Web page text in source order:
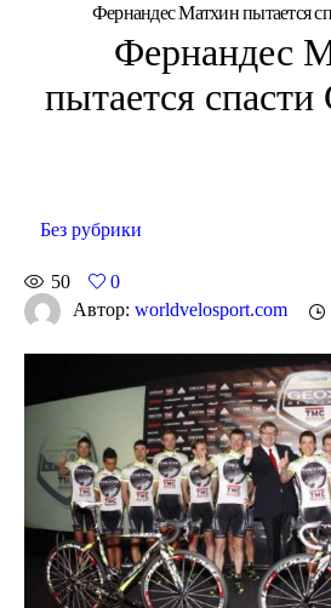
Фернандес Матхин пытается
Фернандес
пытается
Без рубрики
50
0
Автор: worldvelosport.com